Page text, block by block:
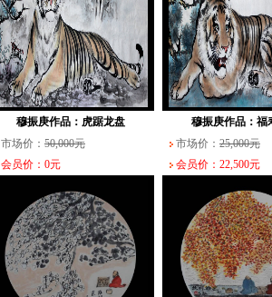
穆振庚作品：虎踞龙盘
市场价： 50,000元
会员价：0元
穆振庚作品：福
市场价： 25,000元
会员价：22,500元